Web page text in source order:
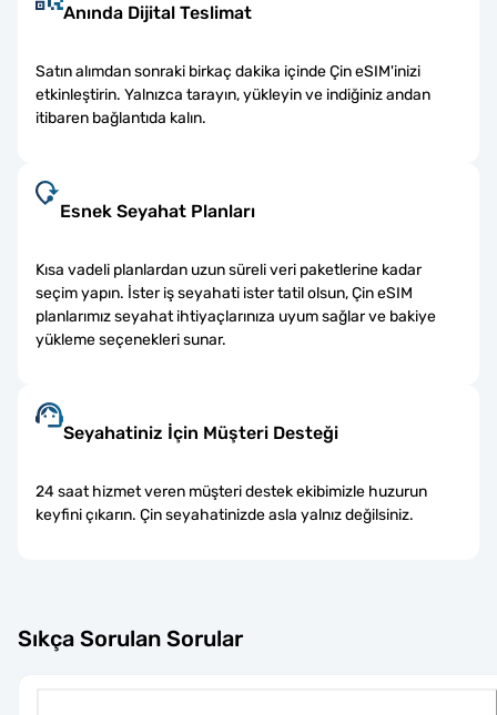
Anında Dijital Teslimat
Satın alımdan sonraki birkaç dakika içinde Çin eSIM'inizi
etkinleştirin. Yalnızca tarayın, yükleyin ve indiğiniz andan
itibaren bağlantıda kalın.
Esnek Seyahat Planları
Kısa vadeli planlardan uzun süreli veri paketlerine kadar
seçim yapın. İster iş seyahati ister tatil olsun, Çin eSIM
planlarımız seyahat ihtiyaçlarınıza uyum sağlar ve bakiye
yükleme seçenekleri sunar.
Seyahatiniz İçin Müşteri Desteği
24 saat hizmet veren müşteri destek ekibimizle huzurun
keyfini çıkarın. Çin seyahatinizde asla yalnız değilsiniz.
Sıkça Sorulan Sorular